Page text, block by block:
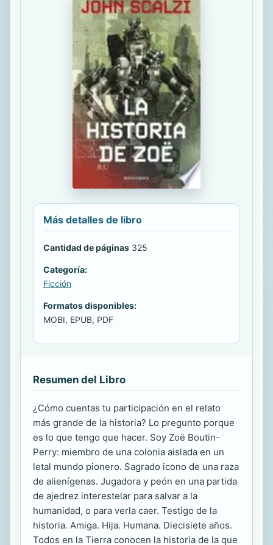
Más detalles de libro
Cantidad de páginas 325
Categoría:
Ficción
Formatos disponibles:
MOBI, EPUB, PDF
Resumen del Libro
¿Cómo cuentas tu participación en el relato
más grande de la historia? Lo pregunto porque
es lo que tengo que hacer. Soy Zoë Boutin-
Perry: miembro de una colonia aislada en un
letal mundo pionero. Sagrado icono de una raza
de alienígenas. Jugadora y peón en una partida
de ajedrez interestelar para salvar a la
humanidad, o para verla caer. Testigo de la
historia. Amiga. Hija. Humana. Diecisiete años.
Todos en la Tierra conocen la historia de la que